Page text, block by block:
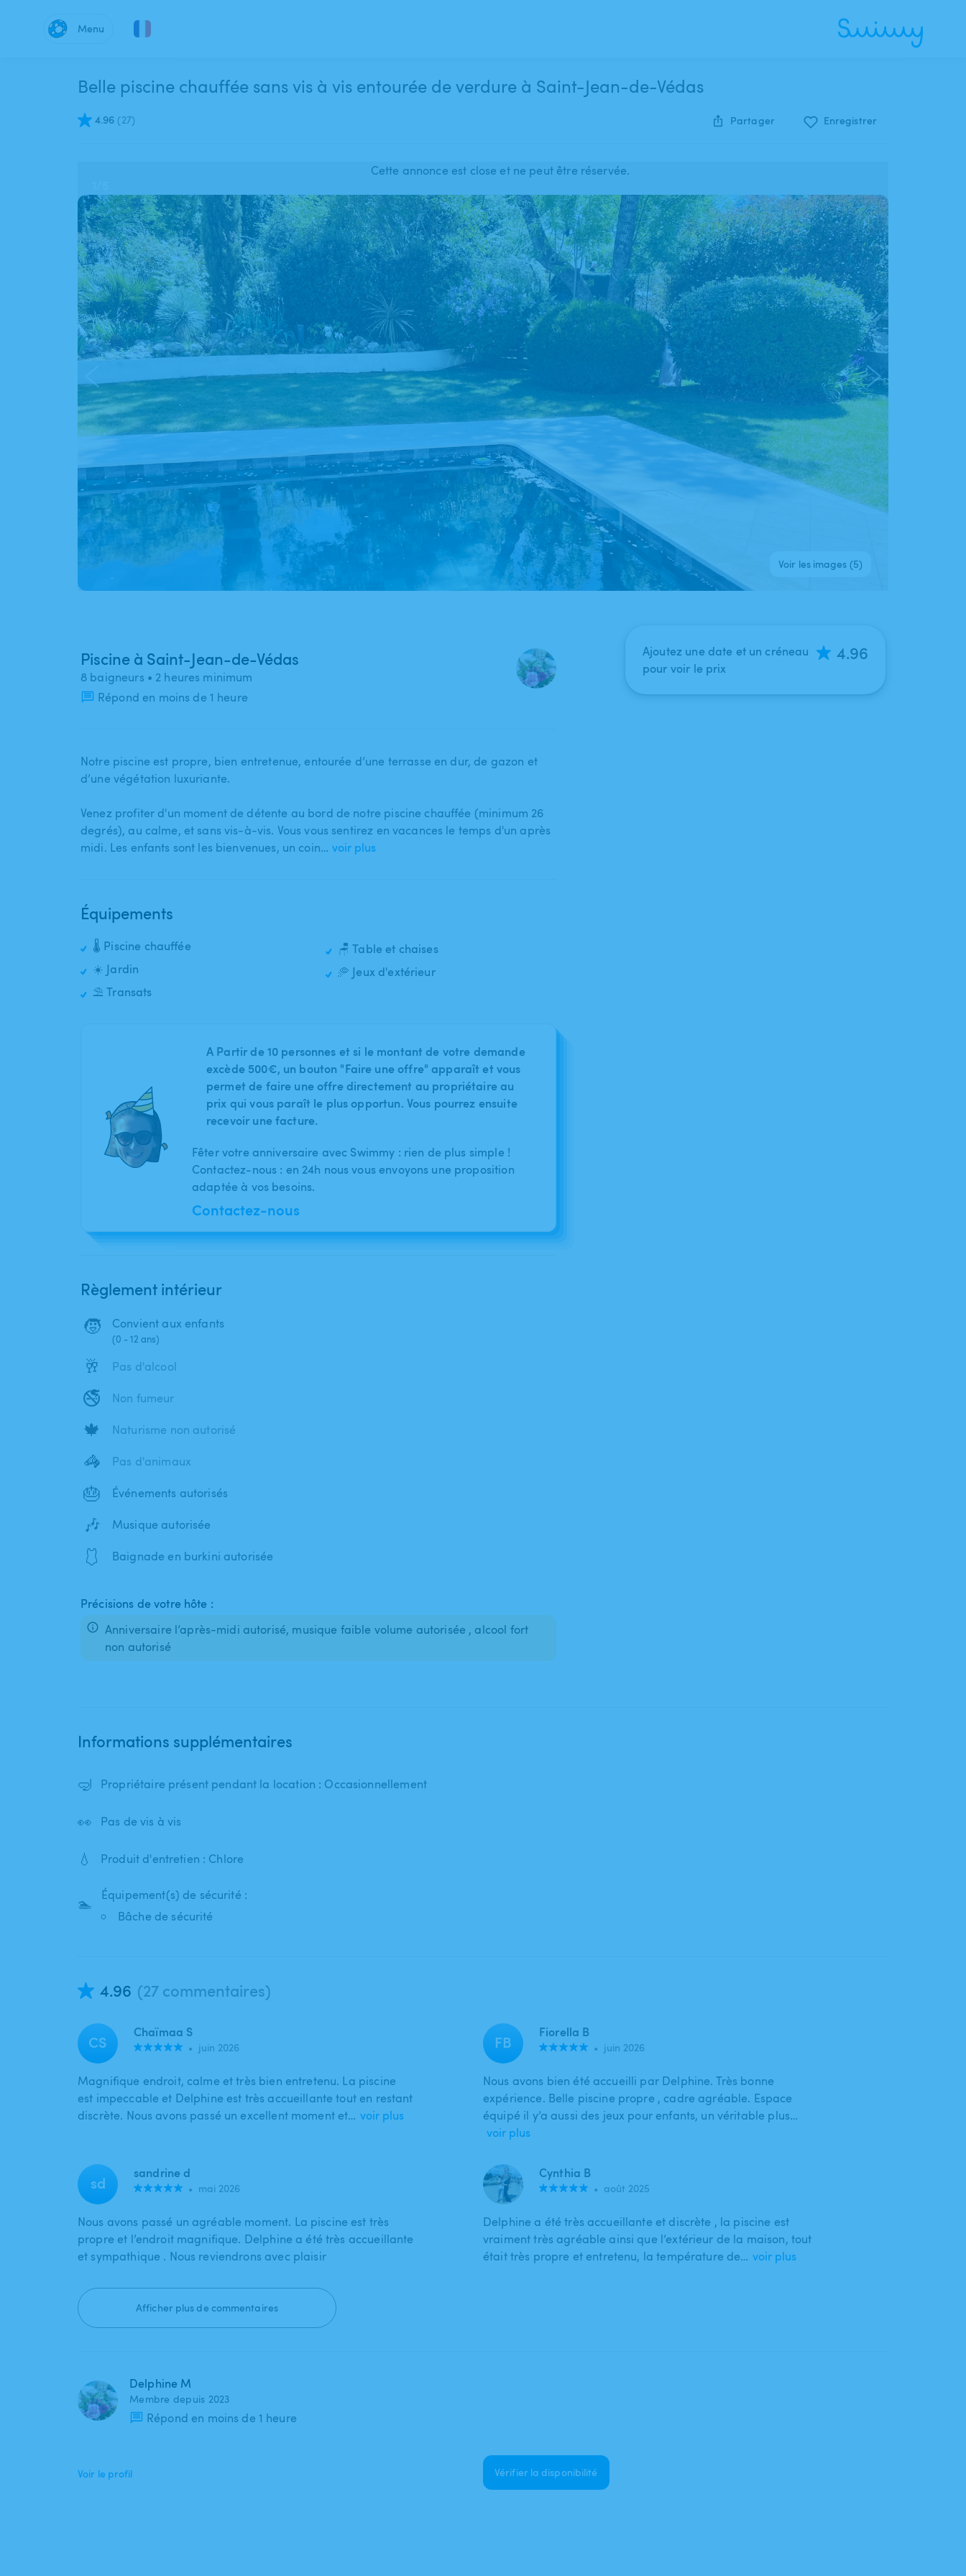
Menu
Belle piscine chauffée sans vis à vis entourée de verdure à Saint-Jean-de-Védas
4.96 (27) Partager Enregistrer
Cette annonce est close et ne peut être réservée.
Voir les images (5)
Piscine à Saint-Jean-de-Védas
8 baigneurs • 2 heures minimum
Répond en moins de 1 heure
Notre piscine est propre​,​ bien entretenue​,​ entourée d’une terrasse en dur​,​ de gazon et
d’une végétation luxuriante.
Venez profiter d'un moment de détente au bord de notre piscine chauffée (minimum 26
degrés)​​​,​​ au calme​​​,​​ et sans vis-à-vis. Vous vous sentirez en vacances le temps d'un après
midi. Les enfants sont les bienvenues​,​ un coin… voir plus
Équipements
🌡️ Piscine chauffée
☀️ Jardin
⛱️ Transats
🪑 Table et chaises
🥏 Jeux d'extérieur
A Partir de 10 personnes et si le montant de votre demande
excède 500€, un bouton "Faire une offre" apparaît et vous
permet de faire une offre directement au propriétaire au
prix qui vous paraît le plus opportun. Vous pourrez ensuite
recevoir une facture.
Fêter votre anniversaire avec Swimmy : rien de plus simple !
Contactez-nous : en 24h nous vous envoyons une proposition
adaptée à vos besoins.
Contactez-nous
Règlement intérieur
🧒 Convient aux enfants
(0 - 12 ans)
🥂 Pas d'alcool
🚭 Non fumeur
🍁 Naturisme non autorisé
🦓 Pas d'animaux
🎂 Événements autorisés
🎶 Musique autorisée
🩱 Baignade en burkini autorisée
Précisions de votre hôte :
Anniversaire l’après-midi autorisé, musique faible volume autorisée , alcool fort
non autorisé
Ajoutez une date et un créneau
pour voir le prix
4.96
Informations supplémentaires
🤿 Propriétaire présent pendant la location : Occasionnellement
👀 Pas de vis à vis
💧 Produit d'entretien : Chlore
🏊
Équipement(s) de sécurité :
Bâche de sécurité
4.96 (27 commentaires)
CS Chaïmaa S
• juin 2026
Magnifique endroit, calme et très bien entretenu. La piscine
est impeccable et Delphine est très accueillante tout en restant
discrète. Nous avons passé un excellent moment et… voir plus
FB Fiorella B
• juin 2026
Nous avons bien été accueilli par Delphine. Très bonne
expérience. Belle piscine propre , cadre agréable. Espace
équipé il y’a aussi des jeux pour enfants, un véritable plus…
voir plus
sd sandrine d
• mai 2026
Nous avons passé un agréable moment. La piscine est très
propre et l’endroit magnifique. Delphine a été très accueillante
et sympathique . Nous reviendrons avec plaisir
Cynthia B
• août 2025
Delphine a été très accueillante et discrète , la piscine est
vraiment très agréable ainsi que l’extérieur de la maison, tout
était très propre et entretenu, la température de… voir plus
Afficher plus de commentaires
Delphine M
Membre depuis 2023
Répond en moins de 1 heure
Voir le profil Vérifier la disponibilité